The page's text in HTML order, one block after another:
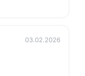
03.02.2026